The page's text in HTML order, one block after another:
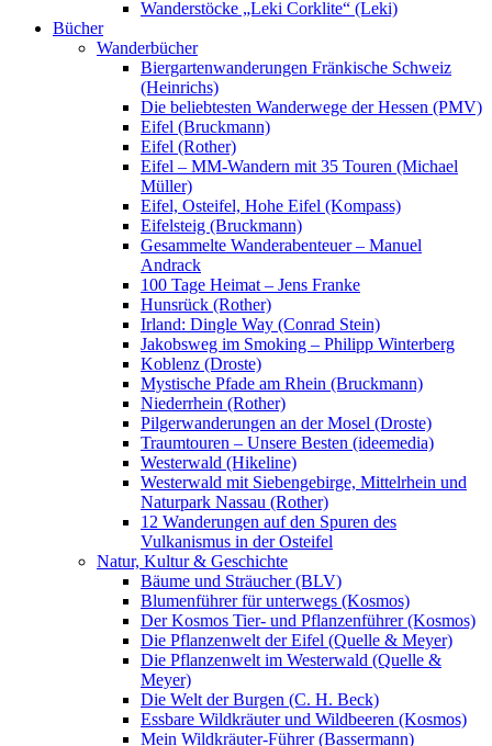
Wanderstöcke „Leki Corklite“ (Leki)
Bücher
Wanderbücher
Biergartenwanderungen Fränkische Schweiz
(Heinrichs)
Die beliebtesten Wanderwege der Hessen (PMV)
Eifel (Bruckmann)
Eifel (Rother)
Eifel – MM-Wandern mit 35 Touren (Michael
Müller)
Eifel, Osteifel, Hohe Eifel (Kompass)
Eifelsteig (Bruckmann)
Gesammelte Wanderabenteuer – Manuel
Andrack
100 Tage Heimat – Jens Franke
Hunsrück (Rother)
Irland: Dingle Way (Conrad Stein)
Jakobsweg im Smoking – Philipp Winterberg
Koblenz (Droste)
Mystische Pfade am Rhein (Bruckmann)
Niederrhein (Rother)
Pilgerwanderungen an der Mosel (Droste)
Traumtouren – Unsere Besten (ideemedia)
Westerwald (Hikeline)
Westerwald mit Siebengebirge, Mittelrhein und
Naturpark Nassau (Rother)
12 Wanderungen auf den Spuren des
Vulkanismus in der Osteifel
Natur, Kultur & Geschichte
Bäume und Sträucher (BLV)
Blumenführer für unterwegs (Kosmos)
Der Kosmos Tier- und Pflanzenführer (Kosmos)
Die Pflanzenwelt der Eifel (Quelle & Meyer)
Die Pflanzenwelt im Westerwald (Quelle &
Meyer)
Die Welt der Burgen (C. H. Beck)
Essbare Wildkräuter und Wildbeeren (Kosmos)
Mein Wildkräuter-Führer (Bassermann)